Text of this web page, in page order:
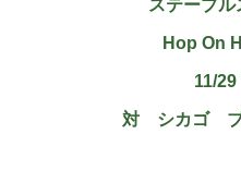
ステープ
Hop On
11/
対 シカゴ ブ